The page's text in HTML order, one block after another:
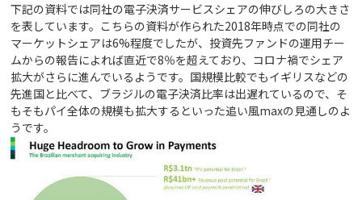
下記の資料では同社の電子決済サービスシェアの伸びしろの大きさ
を表しています。こちらの資料が作られた2018年時点での同社の
マーケットシェアは6%程度でしたが、投資先ファンドの運用チー
ムからの報告によれば直近で8％を超えており、コロナ禍でシェア
拡大がさらに進んでいるようです。国規模比較でもイギリスなどの
先進国と比べて、ブラジルの電子決済比率は出遅れているので、そ
もそもパイ全体の規模も拡大するといった追い風maxの見通しのよ
うです。